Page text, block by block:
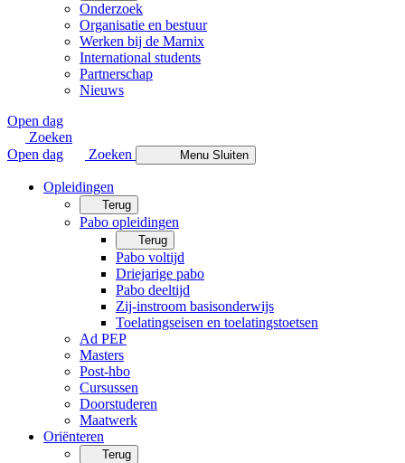
Onderzoek
Organisatie en bestuur
Werken bij de Marnix
International students
Partnerschap
Nieuws
Open dag
Zoeken
Open dag
Zoeken Menu Sluiten
Opleidingen
Terug
Pabo opleidingen
Terug
Pabo voltijd
Driejarige pabo
Pabo deeltijd
Zij-instroom basisonderwijs
Toelatingseisen en toelatingstoetsen
Ad PEP
Masters
Post-hbo
Cursussen
Doorstuderen
Maatwerk
Oriënteren
Terug